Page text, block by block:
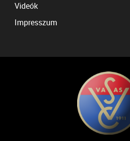
Videók
Impresszum